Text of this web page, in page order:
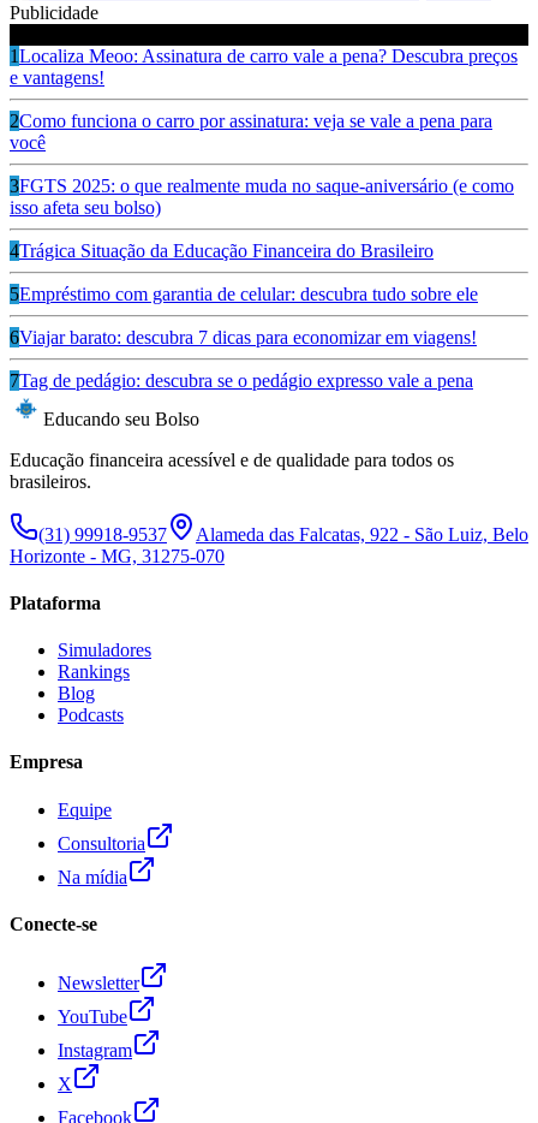
Publicidade
1Localiza Meoo: Assinatura de carro vale a pena? Descubra preços
e vantagens!
2Como funciona o carro por assinatura: veja se vale a pena para
você
3FGTS 2025: o que realmente muda no saque-aniversário (e como
isso afeta seu bolso)
4Trágica Situação da Educação Financeira do Brasileiro
5Empréstimo com garantia de celular: descubra tudo sobre ele
6Viajar barato: descubra 7 dicas para economizar em viagens!
7Tag de pedágio: descubra se o pedágio expresso vale a pena
Educando seu Bolso
Educação financeira acessível e de qualidade para todos os
brasileiros.
(31) 99918-9537
Alameda das Falcatas, 922 - São Luiz, Belo
Horizonte - MG, 31275-070
Plataforma
Simuladores
Rankings
Blog
Podcasts
Empresa
Equipe
Consultoria
Na mídia
Conecte-se
Newsletter
YouTube
Instagram
X
Facebook